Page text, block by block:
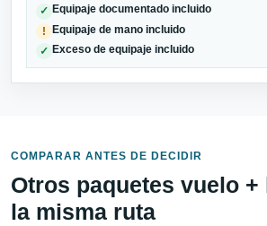
✓ Equipaje documentado incluido
! Equipaje de mano incluido
✓ Exceso de equipaje incluido
COMPARAR ANTES DE DECIDIR
Otros paquetes vuelo +
la misma ruta